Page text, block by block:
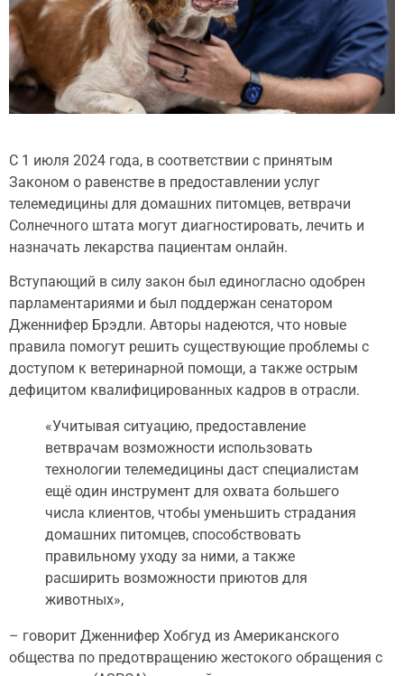
С 1 июля 2024 года, в соответствии с принятым
Законом о равенстве в предоставлении услуг
телемедицины для домашних питомцев, ветврачи
Солнечного штата могут диагностировать, лечить и
назначать лекарства пациентам онлайн.
Вступающий в силу закон был единогласно одобрен
парламентариями и был поддержан сенатором
Дженнифер Брэдли. Авторы надеются, что новые
правила помогут решить существующие проблемы с
доступом к ветеринарной помощи, а также острым
дефицитом квалифицированных кадров в отрасли.
«Учитывая ситуацию, предоставление
ветврачам возможности использовать
технологии телемедицины даст специалистам
ещё один инструмент для охвата большего
числа клиентов, чтобы уменьшить страдания
домашних питомцев, способствовать
правильному уходу за ними, а также
расширить возможности приютов для
животных»,
– говорит Дженнифер Хобгуд из Американского
общества по предотвращению жестокого обращения с